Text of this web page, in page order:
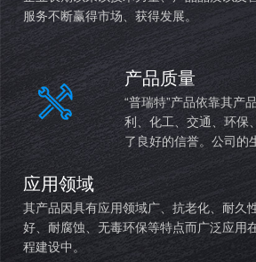
服务不断赢得市场、获得发展。
产品质量
“普瑞特”产品依靠其产
利、化工、交通、环保
了良好的信誉。公司的
持续稳定提高。
应用领域
其产品因具有应用领域广、抗老化、耐久
好、耐腐蚀、无毒环保等特点而广泛应用
程建设中。